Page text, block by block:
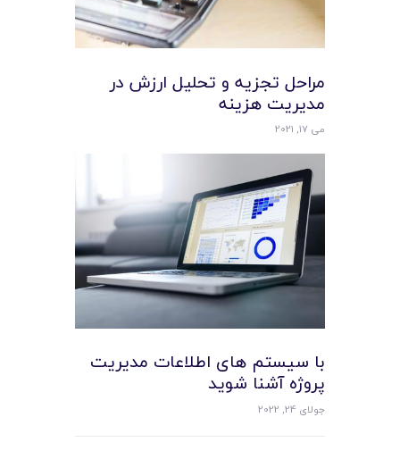
مراحل تجزيه و تحليل ارزش در
مديريت هزينه
می 17, 2021
با سیستم های اطلاعات مدیریت
پروژه آشنا شوید
جولای 24, 2022